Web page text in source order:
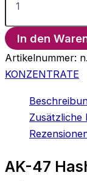
47-
Menge
In den
Artikelnummer:
KONZENTRATE
Zusätzliche
AK-47